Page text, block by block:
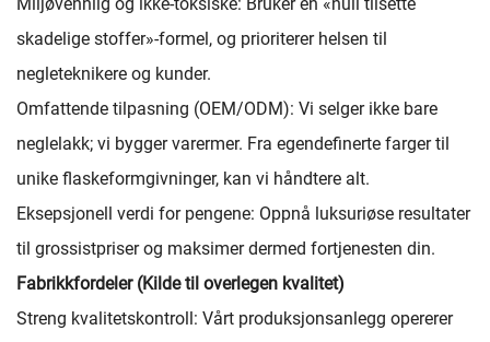
skadelige stoffer»-formel, og prioriterer helsen til
negleteknikere og kunder.
Omfattende tilpasning (OEM/ODM): Vi selger ikke bare
neglelakk; vi bygger varermer. Fra egendefinerte farger til
unike flaskeformgivninger, kan vi håndtere alt.
Eksepsjonell verdi for pengene: Oppnå luksuriøse resultater
til grossistpriser og maksimer dermed fortjenesten din.
Fabrikkfordeler (Kilde til overlegen kvalitet)
Streng kvalitetskontroll: Vårt produksjonsanlegg opererer